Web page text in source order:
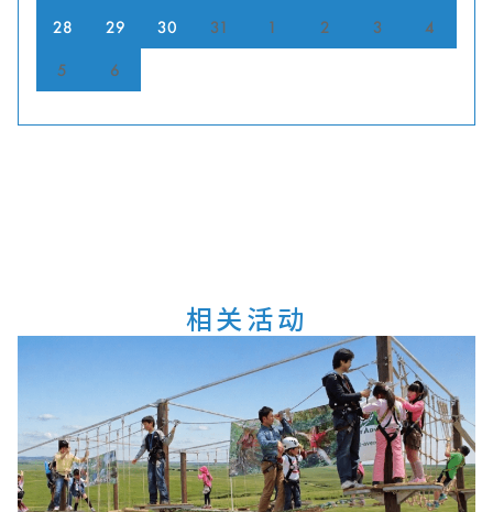
28 29 30 31 1 2 3 4
5 6
相关活动